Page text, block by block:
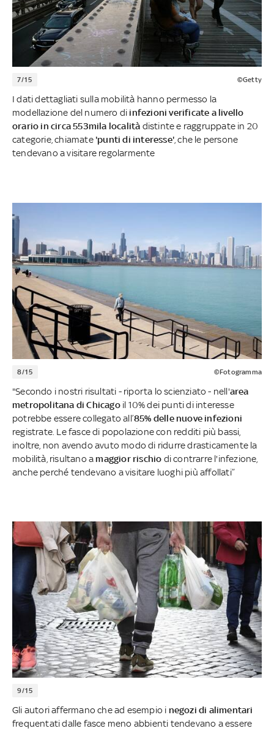
7/15 ©Getty
I dati dettagliati sulla mobilità hanno permesso la
modellazione del numero di infezioni verificate a livello
orario in circa 553mila località distinte e raggruppate in 20
categorie, chiamate 'punti di interesse' , che le persone
tendevano a visitare regolarmente
8/15 ©Fotogramma
"Secondo i nostri risultati - riporta lo scienziato - nell'area
metropolitana di Chicagoil 10% dei punti di interesse
potrebbe essere collegato all’85% delle nuove infezioni
registrate. Le fasce di popolazione con redditi più bassi,
inoltre, non avendo avuto modo di ridurre drasticamente la
mobilità, risultano a maggior rischio di contrarre l'infezione,
anche perché tendevano a visitare luoghi più affollati”
9/15
Gli autori affermano che ad esempio i negozi di alimentari
frequentati dalle fasce meno abbienti tendevano a essere